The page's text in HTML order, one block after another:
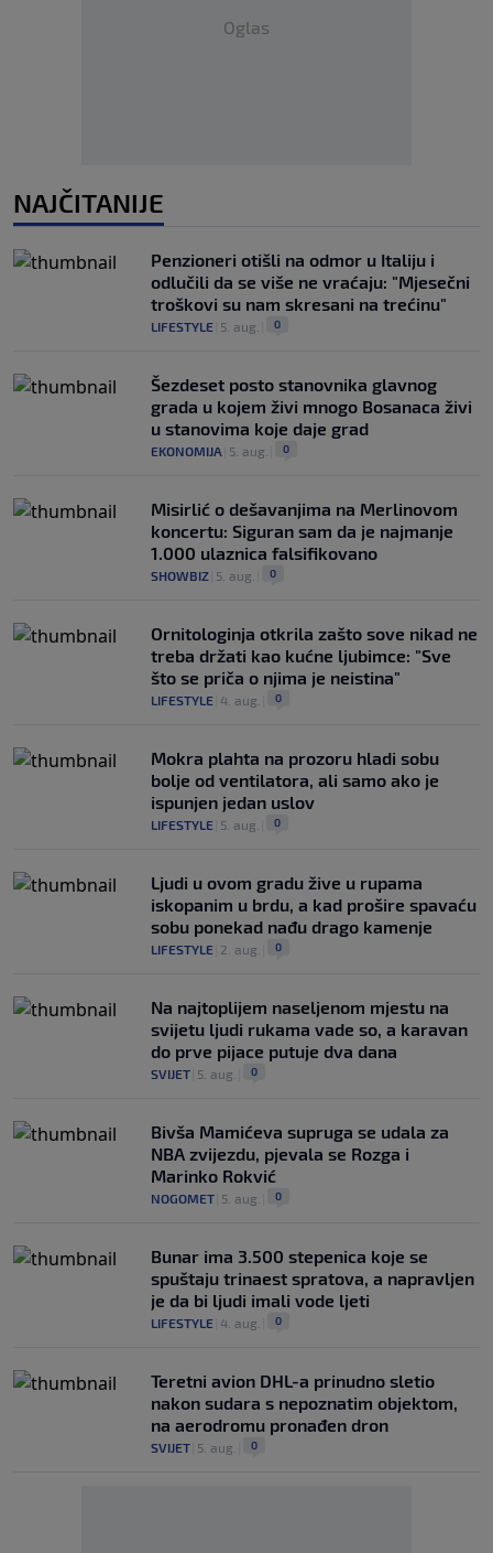
Oglas
NAJČITANIJE
Penzioneri otišli na odmor u Italiju i
odlučili da se više ne vraćaju: "Mjesečni
troškovi su nam skresani na trećinu"
LIFESTYLE 5. aug. 0
Šezdeset posto stanovnika glavnog
grada u kojem živi mnogo Bosanaca živi
u stanovima koje daje grad
EKONOMIJA 5. aug. 0
Misirlić o dešavanjima na Merlinovom
koncertu: Siguran sam da je najmanje
1.000 ulaznica falsifikovano
SHOWBIZ 5. aug. 0
Ornitologinja otkrila zašto sove nikad ne
treba držati kao kućne ljubimce: "Sve
što se priča o njima je neistina"
LIFESTYLE 4. aug. 0
Mokra plahta na prozoru hladi sobu
bolje od ventilatora, ali samo ako je
ispunjen jedan uslov
LIFESTYLE 5. aug. 0
Ljudi u ovom gradu žive u rupama
iskopanim u brdu, a kad prošire spavaću
sobu ponekad nađu drago kamenje
LIFESTYLE 2. aug. 0
Na najtoplijem naseljenom mjestu na
svijetu ljudi rukama vade so, a karavan
do prve pijace putuje dva dana
SVIJET 5. aug. 0
Bivša Mamićeva supruga se udala za
NBA zvijezdu, pjevala se Rozga i
Marinko Rokvić
NOGOMET 5. aug. 0
Bunar imа 3.500 stepenica koje se
spuštaju trinaest spratova, a napravljen
je da bi ljudi imali vode ljeti
LIFESTYLE 4. aug. 0
Teretni avion DHL-a prinudno sletio
nakon sudara s nepoznatim objektom,
na aerodromu pronađen dron
SVIJET 5. aug. 0